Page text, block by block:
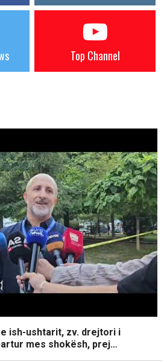
Top Channel
ish-ushtarit, zv. drejtori i
mes shokësh, prej…